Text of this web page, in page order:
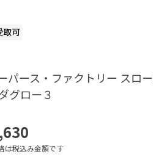
パース・ファクトリー スロ
グロー３
は税込み金額です